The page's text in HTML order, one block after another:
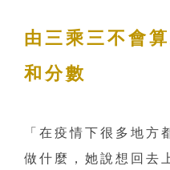
由三乘三不會
和分數
「在疫情下很多地方
做什麼，她說想回去